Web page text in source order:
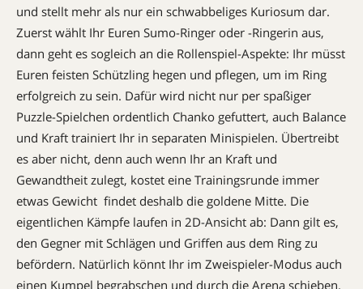
und stellt mehr als nur ein schwabbeliges Kuriosum dar.
Zuerst wählt Ihr Euren Sumo-Ringer oder -Ringerin aus,
dann geht es sogleich an die Rollenspiel-Aspekte: Ihr müsst
Euren feisten Schützling hegen und pflegen, um im Ring
erfolgreich zu sein. Dafür wird nicht nur per spaßiger
Puzzle-Spielchen ordentlich Chanko gefuttert, auch Balance
und Kraft trainiert Ihr in separaten Minispielen. Übertreibt
es aber nicht, denn auch wenn Ihr an Kraft und
Gewandtheit zulegt, kostet eine Trainingsrunde immer
etwas Gewicht  findet deshalb die goldene Mitte. Die
eigentlichen Kämpfe laufen in 2D-Ansicht ab: Dann gilt es,
den Gegner mit Schlägen und Griffen aus dem Ring zu
befördern. Natürlich könnt Ihr im Zweispieler-Modus auch
einen Kumpel begrabschen und durch die Arena schieben.